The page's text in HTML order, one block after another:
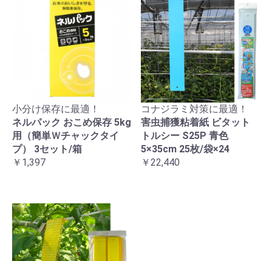
小分け保存に最適！
ネルパック おこめ保存 5kg
用（簡単Ｗチャックタイ
プ） 3セット/箱
￥1,397
コナジラミ対策に最適！
害虫捕獲粘着紙 ビタット
トルシー S25P 青色
5×35cm 25枚/袋×24
￥22,440